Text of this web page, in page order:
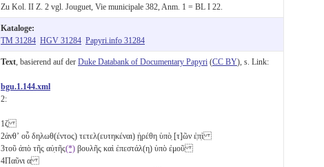
Zu Kol. II Z. 2 vgl. Jouguet, Vie municipale 382, Anm. 1 = BL I 22.
Kataloge:
TM 31284 HGV 31284 Papyri.info 31284
Text , basierend auf der Duke Databank of Documentary Papyri (CC BY), s. Link:
bgu.1.144.xml
2:
1ζ
2ἀνθʼ οὗ δηλωθ(έντος) τετελ(ευτηκέναι) ᾑρέθη ὑπὸ̣ [τ]ῶν ἐ̣π̣ὶ
3τοῦ ἀπὸ τῆς αὐ̣τῆς(*) βουλῆς καὶ ἐπεστάλ(η) ὑπὸ ἐμοῦ
4Παῦνι α